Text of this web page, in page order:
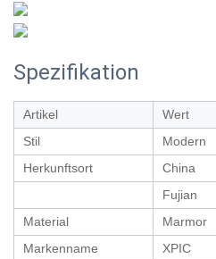
Spezifikation
Artikel
Wert
Stil
Modern
Herkunftsort
China
Fujian
Material
Marmor
Markenname
XPIC